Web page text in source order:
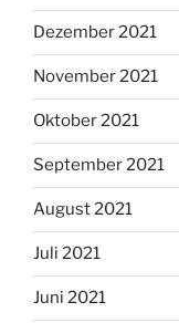
Dezember 2021
November 2021
Oktober 2021
September 2021
August 2021
Juli 2021
Juni 2021